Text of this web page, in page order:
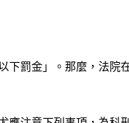
下罰金」。那麼，法院